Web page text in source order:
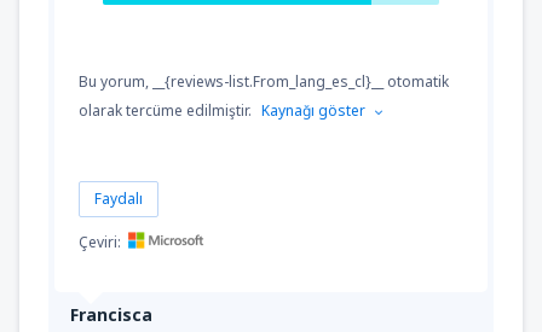
Francisca
Bu yorum, __{reviews-list.From_lang_es_cl}__ otomatik
olarak tercüme edilmiştir. Kaynağı göster
Faydalı
Çeviri: